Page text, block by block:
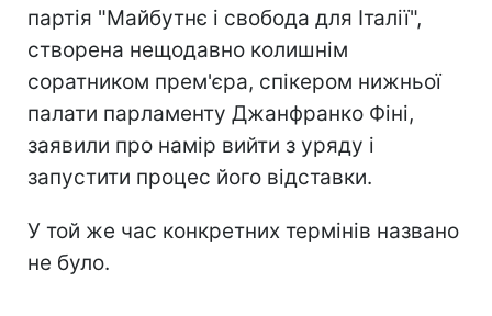
партія "Майбутнє і свобода для Італії",
створена нещодавно колишнім
соратником прем'єра, спікером нижньої
палати парламенту Джанфранко Фіні,
заявили про намір вийти з уряду і
запустити процес його відставки.
У той же час конкретних термінів названо
не було.